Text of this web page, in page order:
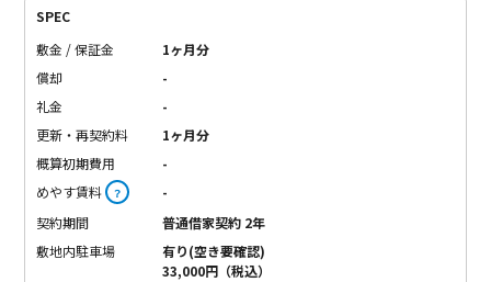
SPEC
敷金 / 保証金
1ヶ月分
償却
-
礼金
-
更新・再契約料
1ヶ月分
概算初期費用
-
めやす賃料 ？
-
契約期間
普通借家契約 2年
敷地内駐車場
有り(空き要確認)
33,000円（税込）